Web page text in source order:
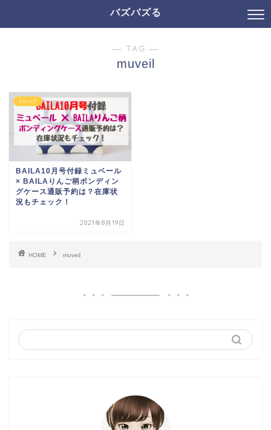
バズバズる
― TAG ―
muveil
トレンド
BAILA10月号付録ミュベール
× BAILAりんご柄ボンディン
グケース通販予約は？在庫状
況もチェック！
2021年8月19日
HOME muveil